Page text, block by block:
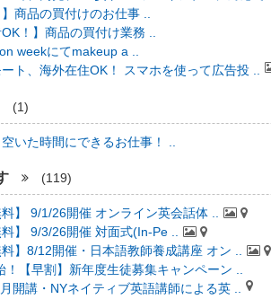
】商品の買付けのお仕事 ..
OK！】商品の買付け業務 ..
weekにてmakeup a ..
ト、海外在住OK！ スマホを使って広告投 ..
(1)
いた時間にできるお仕事！ ..
(119)
料】 9/1/26開催 オンライン英会話体 ..
料】 9/3/26開催 対面式(In-Pe ..
料】8/12開催・日本語教師養成講座 オン ..
！【早割】新年度生徒募集キャンペーン ..
開講・NYネイティブ英語講師による英 ..